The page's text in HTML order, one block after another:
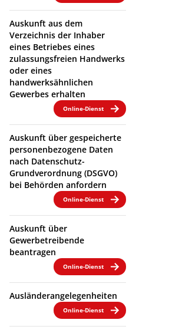
Auskunft aus dem
Verzeichnis der Inhaber
eines Betriebes eines
zulassungsfreien Handwerks
oder eines
handwerksähnlichen
Gewerbes erhalten
Online-Dienst
Auskunft über gespeicherte
personenbezogene Daten
nach Datenschutz-
Grundverordnung (DSGVO)
bei Behörden anfordern
Online-Dienst
Auskunft über
Gewerbetreibende
beantragen
Online-Dienst
Ausländerangelegenheiten
Online-Dienst